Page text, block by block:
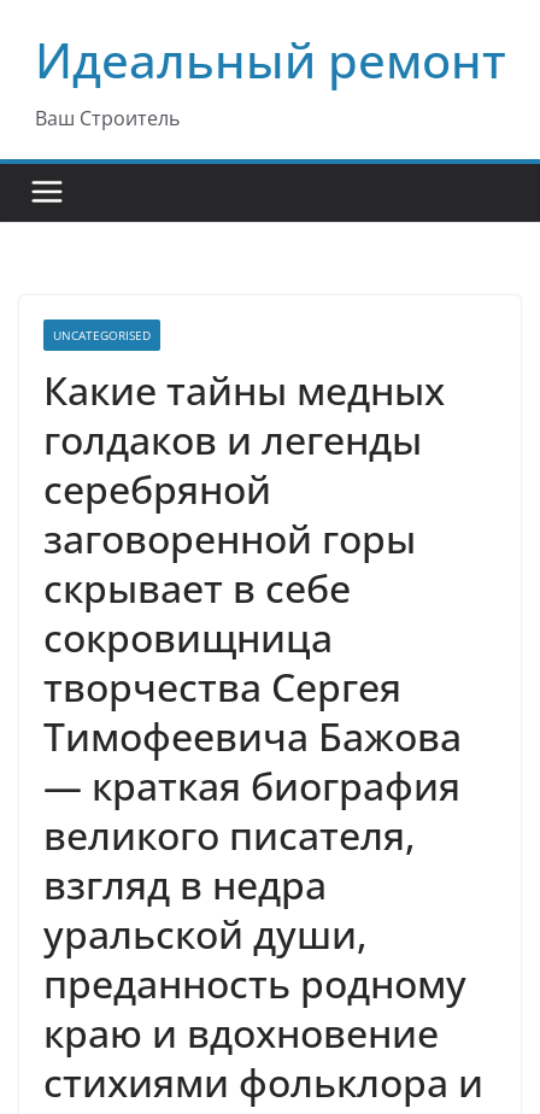
содержимому
Идеальный ремонт
Ваш Строитель
UNCATEGORISED
Какие тайны медных
голдаков и легенды
серебряной
заговоренной горы
скрывает в себе
сокровищница
творчества Сергея
Тимофеевича Бажова
— краткая биография
великого писателя,
взгляд в недра
уральской души,
преданность родному
краю и вдохновение
стихиями фольклора и